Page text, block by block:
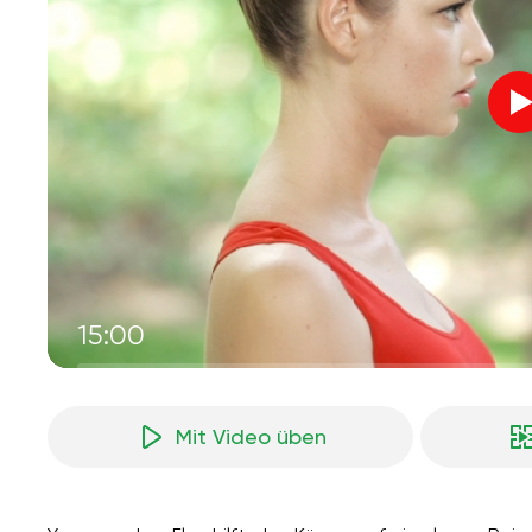
15:00
Mit Video üben